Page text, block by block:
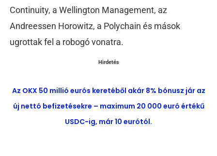
Continuity, a Wellington Management, az
Andreessen Horowitz, a Polychain és mások
ugrottak fel a robogó vonatra.
Hirdetés
Az OKX 50 millió eurós keretéből akár 8% bónusz jár az
új nettó befizetésekre – maximum 20 000 euró értékű
USDC-ig, már 10 eurótól.